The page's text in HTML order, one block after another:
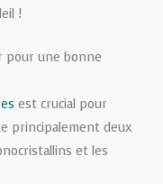
!
pour une bonne
est crucial pour
principalement deux
et les